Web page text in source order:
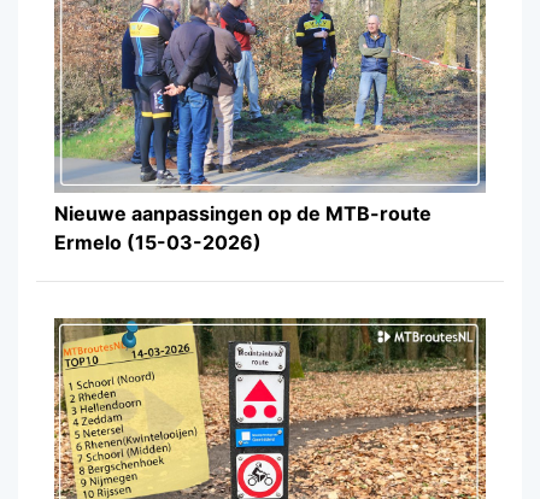
Nieuwe aanpassingen op de MTB-route
Ermelo (15-03-2026)